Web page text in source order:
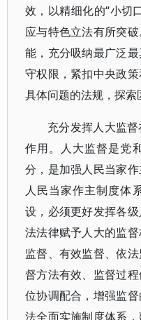
效，以精细化的“小切
应与特色立法有所突
能，充分吸纳最广泛
守权限，紧扣中央政
具体问题的法规，探索
充分发挥人大监
作用。人大监督是党
分，是加强人民当家
人民当家作主制度体
设，必须更好发挥各
法法律赋予人大的监
监督、有效监督、依
督方法有效、监督过
位协调配合，增强监
法全面实施制度体系